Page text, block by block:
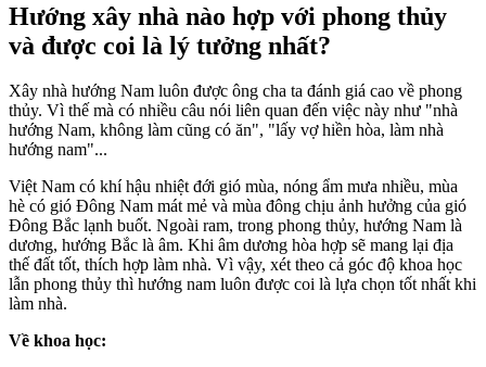
Hướng xây nhà nào hợp với phong thủy
và được coi là lý tưởng nhất?
Xây nhà hướng Nam luôn được ông cha ta đánh giá cao về phong
thủy. Vì thế mà có nhiều câu nói liên quan đến việc này như "nhà
hướng Nam, không làm cũng có ăn", "lấy vợ hiền hòa, làm nhà
hướng nam"...
Việt Nam có khí hậu nhiệt đới gió mùa, nóng ẩm mưa nhiều, mùa
hè có gió Đông Nam mát mẻ và mùa đông chịu ảnh hưởng của gió
Đông Bắc lạnh buốt. Ngoài ram, trong phong thủy, hướng Nam là
dương, hướng Bắc là âm. Khi âm dương hòa hợp sẽ mang lại địa
thế đất tốt, thích hợp làm nhà. Vì vậy, xét theo cả góc độ khoa học
lẫn phong thủy thì hướng nam luôn được coi là lựa chọn tốt nhất khi
làm nhà.
Về khoa học: